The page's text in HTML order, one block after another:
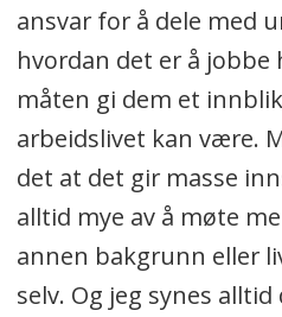
ansvar for å dele med
hvordan det er å jobbe
måten gi dem et
arbeidslivet kan være.
det at det gir masse
alltid mye av å møte
annen bakgrunn eller
selv. Og jeg synes alltid